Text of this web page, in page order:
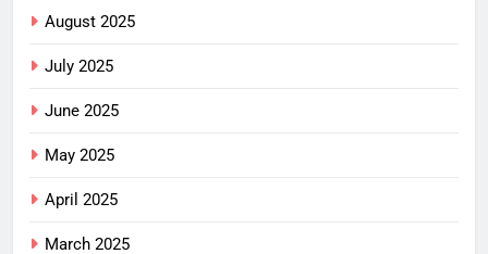
August 2025
July 2025
June 2025
May 2025
April 2025
March 2025